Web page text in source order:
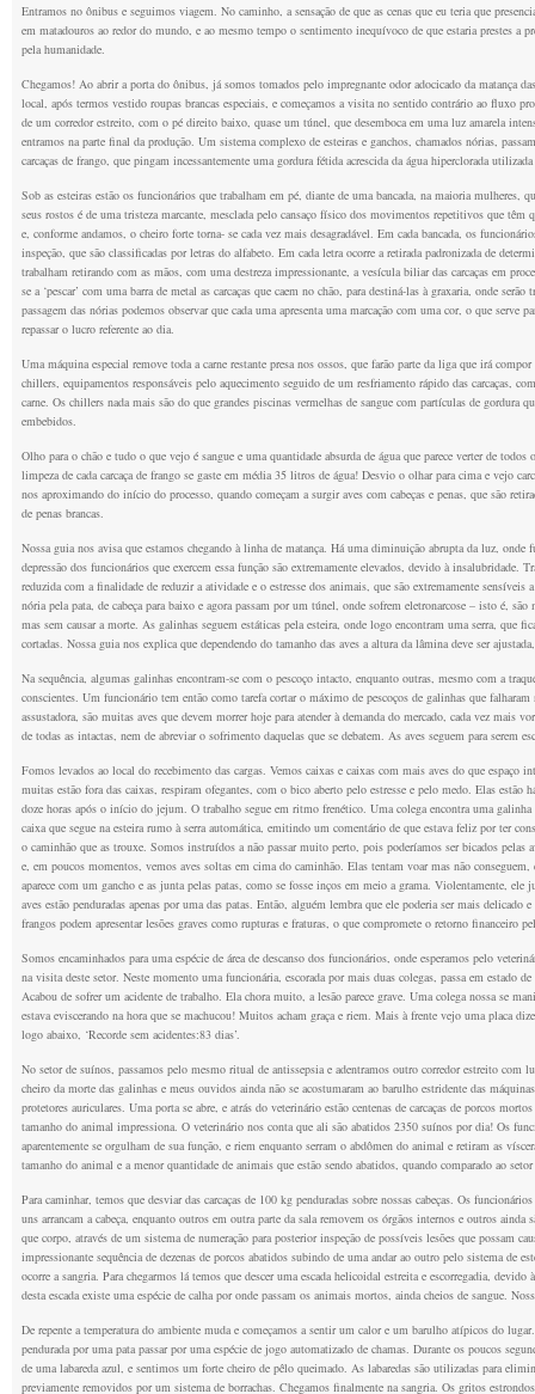
Entramos no ônibus e seguimos viagem. No caminho, a sensação de que as cenas que eu teria que
em matadouros ao redor do mundo, e ao mesmo tempo o sentimento inequívoco de que estaria prestes a
pela humanidade.
Chegamos! Ao abrir a porta do ônibus, já somos tomados pelo impregnante odor adocicado da matança
local, após termos vestido roupas brancas especiais, e começamos a visita no sentido contrário ao fluxo
de um corredor estreito, com o pé direito baixo, quase um túnel, que desemboca em uma luz amarela
entramos na parte final da produção. Um sistema complexo de esteiras e ganchos, chamados nórias,
carcaças de frango, que pingam incessantemente uma gordura fétida acrescida da água hiperclorada
Sob as esteiras estão os funcionários que trabalham em pé, diante de uma bancada, na maioria mulheres,
seus rostos é de uma tristeza marcante, mesclada pelo cansaço físico dos movimentos repetitivos que têm
e, conforme andamos, o cheiro forte torna- se cada vez mais desagradável. Em cada bancada, os
inspeção, que são classificadas por letras do alfabeto. Em cada letra ocorre a retirada padronizada de
trabalham retirando com as mãos, com uma destreza impressionante, a vesícula biliar das carcaças em
se a ‘pescar’ com uma barra de metal as carcaças que caem no chão, para destiná-las à graxaria, onde
passagem das nórias podemos observar que cada uma apresenta uma marcação com uma cor, o que serve
repassar o lucro referente ao dia.
Uma máquina especial remove toda a carne restante presa nos ossos, que farão parte da liga que irá
chillers, equipamentos responsáveis pelo aquecimento seguido de um resfriamento rápido das carcaças,
carne. Os chillers nada mais são do que grandes piscinas vermelhas de sangue com partículas de gordura
embebidos.
Olho para o chão e tudo o que vejo é sangue e uma quantidade absurda de água que parece verter de todos
limpeza de cada carcaça de frango se gaste em média 35 litros de água! Desvio o olhar para cima e vejo
nos aproximando do início do processo, quando começam a surgir aves com cabeças e penas, que são
de penas brancas.
Nossa guia nos avisa que estamos chegando à linha de matança. Há uma diminuição abrupta da luz, onde
depressão dos funcionários que exercem essa função são extremamente elevados, devido à
reduzida com a finalidade de reduzir a atividade e o estresse dos animais, que são extremamente sensíveis
nória pela pata, de cabeça para baixo e agora passam por um túnel, onde sofrem eletronarcose – isto é,
mas sem causar a morte. As galinhas seguem estáticas pela esteira, onde logo encontram uma serra, que
cortadas. Nossa guia nos explica que dependendo do tamanho das aves a altura da lâmina deve ser
Na sequência, algumas galinhas encontram-se com o pescoço intacto, enquanto outras, mesmo com a
conscientes. Um funcionário tem então como tarefa cortar o máximo de pescoços de galinhas que falharam
assustadora, são muitas aves que devem morrer hoje para atender à demanda do mercado, cada vez mais
de todas as intactas, nem de abreviar o sofrimento daquelas que se debatem. As aves seguem para serem
Fomos levados ao local do recebimento das cargas. Vemos caixas e caixas com mais aves do que espaço
muitas estão fora das caixas, respiram ofegantes, com o bico aberto pelo estresse e pelo medo. Elas estão
doze horas após o início do jejum. O trabalho segue em ritmo frenético. Uma colega encontra uma
caixa que segue na esteira rumo à serra automática, emitindo um comentário de que estava feliz por ter
o caminhão que as trouxe. Somos instruídos a não passar muito perto, pois poderíamos ser bicados pelas
e, em poucos momentos, vemos aves soltas em cima do caminhão. Elas tentam voar mas não
aparece com um gancho e as junta pelas patas, como se fosse inços em meio a grama. Violentamente,
aves estão penduradas apenas por uma das patas. Então, alguém lembra que ele poderia ser mais delicado
frangos podem apresentar lesões graves como rupturas e fraturas, o que compromete o retorno financeiro
Somos encaminhados para uma espécie de área de descanso dos funcionários, onde esperamos pelo
na visita deste setor. Neste momento uma funcionária, escorada por mais duas colegas, passa em estado
Acabou de sofrer um acidente de trabalho. Ela chora muito, a lesão parece grave. Uma colega nossa se
estava eviscerando na hora que se machucou! Muitos acham graça e riem. Mais à frente vejo uma placa
logo abaixo, ‘Recorde sem acidentes:83 dias’.
No setor de suínos, passamos pelo mesmo ritual de antissepsia e adentramos outro corredor estreito com
cheiro da morte das galinhas e meus ouvidos ainda não se acostumaram ao barulho estridente das
protetores auriculares. Uma porta se abre, e atrás do veterinário estão centenas de carcaças de porcos
tamanho do animal impressiona. O veterinário nos conta que ali são abatidos 2350 suínos por dia! Os
aparentemente se orgulham de sua função, e riem enquanto serram o abdômen do animal e retiram as
tamanho do animal e a menor quantidade de animais que estão sendo abatidos, quando comparado ao
Para caminhar, temos que desviar das carcaças de 100 kg penduradas sobre nossas cabeças. Os
uns arrancam a cabeça, enquanto outros em outra parte da sala removem os órgãos internos e outros ainda
que corpo, através de um sistema de numeração para posterior inspeção de possíveis lesões que possam
impressionante sequência de dezenas de porcos abatidos subindo de uma andar ao outro pelo sistema de
ocorre a sangria. Para chegarmos lá temos que descer uma escada helicoidal estreita e escorregadia,
desta escada existe uma espécie de calha por onde passam os animais mortos, ainda cheios de sangue.
De repente a temperatura do ambiente muda e começamos a sentir um calor e um barulho atípicos do
pendurada por uma pata passar por uma espécie de jogo automatizado de chamas. Durante os poucos
de uma labareda azul, e sentimos um forte cheiro de pêlo queimado. As labaredas são utilizadas para
previamente removidos por um sistema de borrachas. Chegamos finalmente na sangria. Os gritos